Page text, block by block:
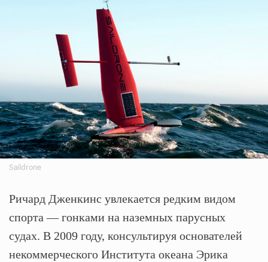
Saildrone
Ричард Дженкинс увлекается редким видом
спорта — гонками на наземных парусных
судах. В 2009 году, консультируя основателей
некоммерческого Института океана Эрика